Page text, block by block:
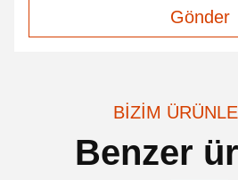
Gönder
BIZIM
Benzer